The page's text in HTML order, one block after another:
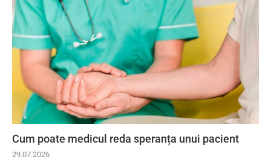
Cum poate medicul reda speranța unui pacient
29.07.2026